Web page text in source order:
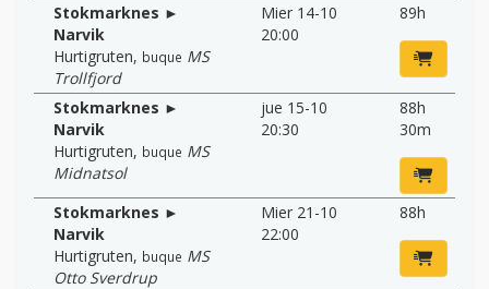
Stokmarknes ►
Narvik
Hurtigruten, buque MS
Trollfjord
Mier 14-10
20:00
89h
Stokmarknes ►
Narvik
Hurtigruten, buque MS
Midnatsol
jue 15-10
20:30
88h
30m
Stokmarknes ►
Narvik
Hurtigruten, buque MS
Otto Sverdrup
Mier 21-10
22:00
88h